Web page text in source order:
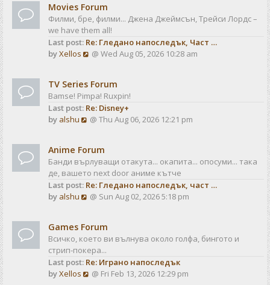
s
t
p
o
s
w
t
h
e
e
s
t
p
s
Movies Forum
Филми, бре, филми... Джена Джеймсън, Трейси Лордс –
we have them all!
Last post: Re: Гледано напоследък, Част …
byXellos
V
w
t
h
e
e
s
t
p
s
t
@ Wed Aug 05, 2026 10:28 am
TV Series Forum
Bamse! Pimpa! Ruxpin!
Last post: Re: Disney+
by alshu
V
w
t
h
e
e
s
t
p
o
@ Thu Aug 06, 2026 12:21 pm
Anime Forum
Банди върлуващи отакута... окапита... опосуми... така
де, вашето next door аниме кътче
Last post: Re: Гледано напоследък, част …
by alshu
V
w
t
h
e
l
@ Sun Aug 02, 2026 5:18 pm
Games Forum
Всичко, което ви вълнува около голфа, бингото и
стрип-покера...
Last post: Re: Играно напоследък
byXellos
V@ Fri Feb 13, 2026 12:29 pm